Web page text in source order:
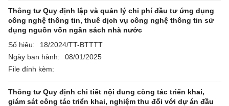
Thông tư Quy định lập và quản lý chi phí đầu tư ứng dụng
công nghệ thông tin, thuê dịch vụ công nghệ thông tin sử
dụng nguồn vốn ngân sách nhà nước
Số hiệu:
18/2024/TT-BTTTT
Ngày ban hành:
08/01/2025
File đính kèm:
Thông tư Quy định chi tiết nội dung công tác triển khai,
giám sát công tác triển khai, nghiệm thu đối với dự án đầu